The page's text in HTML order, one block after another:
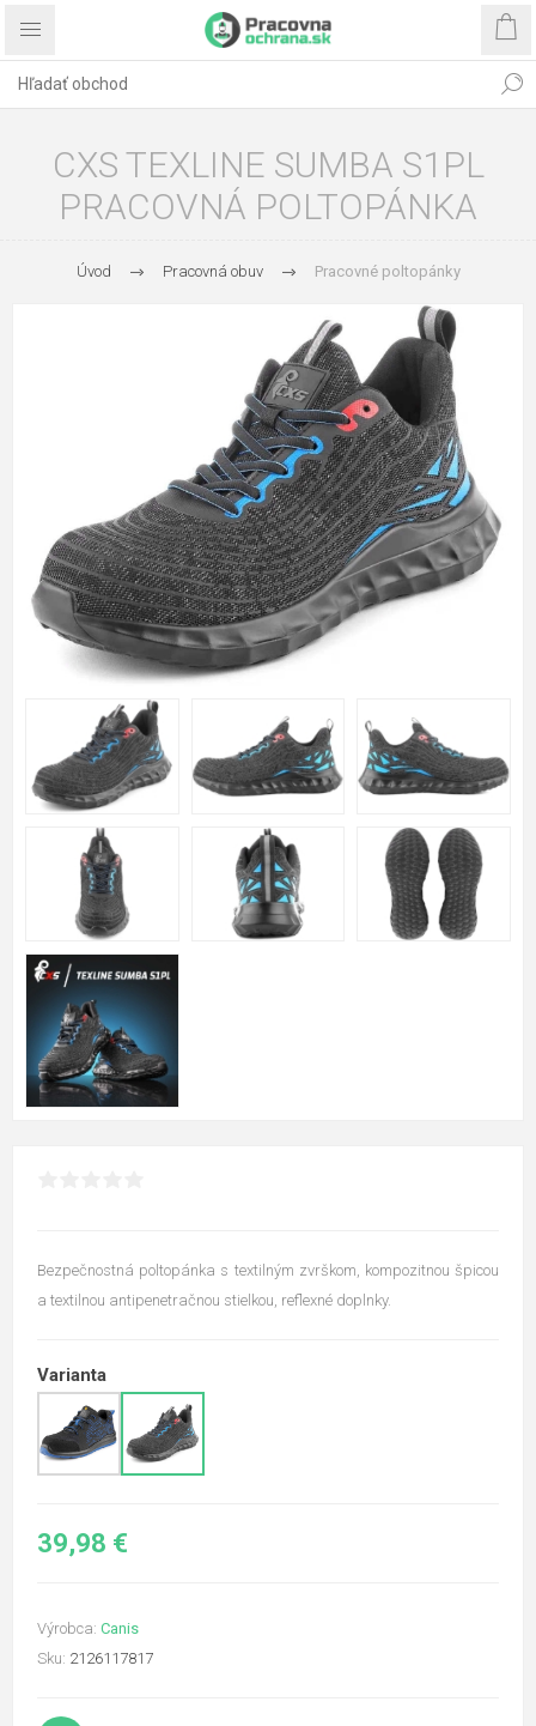
CXS TEXLINE SUMBA S1PL
PRACOVNÁ POLTOPÁNKA
Úvod Pracovná obuv Pracovné poltopánky
Bezpečnostná poltopánka s textilným zvrškom, kompozitnou špicou
a textilnou antipenetračnou stielkou, reflexné doplnky.
Varianta
39,98 €
Výrobca: Canis
Sku: 2126117817